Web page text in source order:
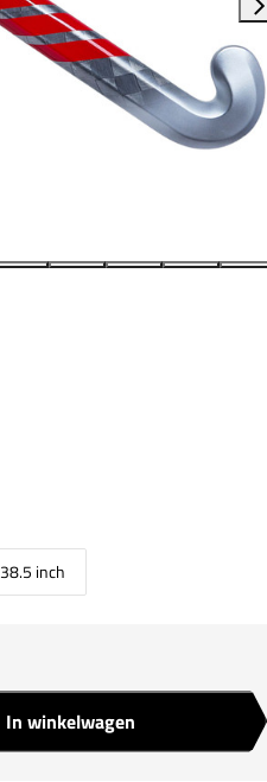
38.5 inch
In winkelwagen